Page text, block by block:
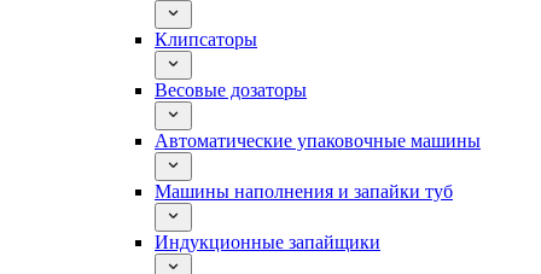
Клипсаторы
Весовые дозаторы
Автоматические упаковочные машины
Машины наполнения и запайки туб
Индукционные запайщики